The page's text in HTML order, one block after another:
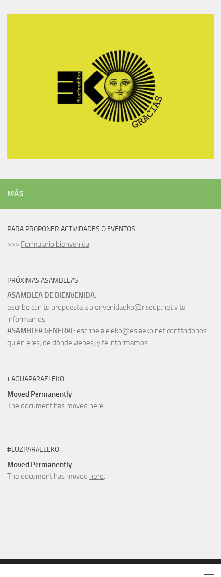
MÁS
PARA PROPONER ACTIVIDADES O EVENTOS
>>> Formulario bienvenida
PRÓXIMAS ASAMBLEAS
ASAMBLEA DE BIENVENIDA:
escribe con tu propuesta a bienvenidaeko@riseup.net y te
informamos.
ASAMBLEA GENERAL: escribe a eleko@eslaeko.net contándonos
quién eres, de dónde vienes, y te informamos.
#AGUAPARAELEKO
Moved Permanently
The document has moved here.
#LUZPARAELEKO
Moved Permanently
The document has moved here.